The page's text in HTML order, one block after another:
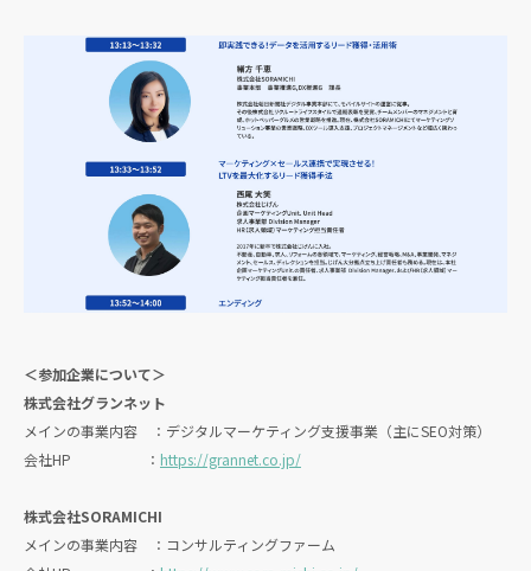
＜参加企業について＞
株式会社グランネット
メインの事業内容 ：デジタルマーケティング支援事業（主にSEO対策）
会社HP ： https://grannet.co.jp/
株式会社SORAMICHI
メインの事業内容 ：コンサルティングファーム